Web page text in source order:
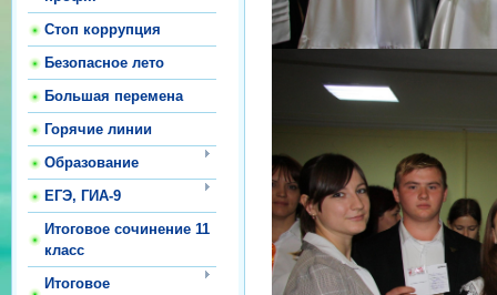
Стоп коррупция
Безопасное лето
Большая перемена
Горячие линии
Образование
ЕГЭ, ГИА-9
Итоговое сочинение 11
класс
Итоговое